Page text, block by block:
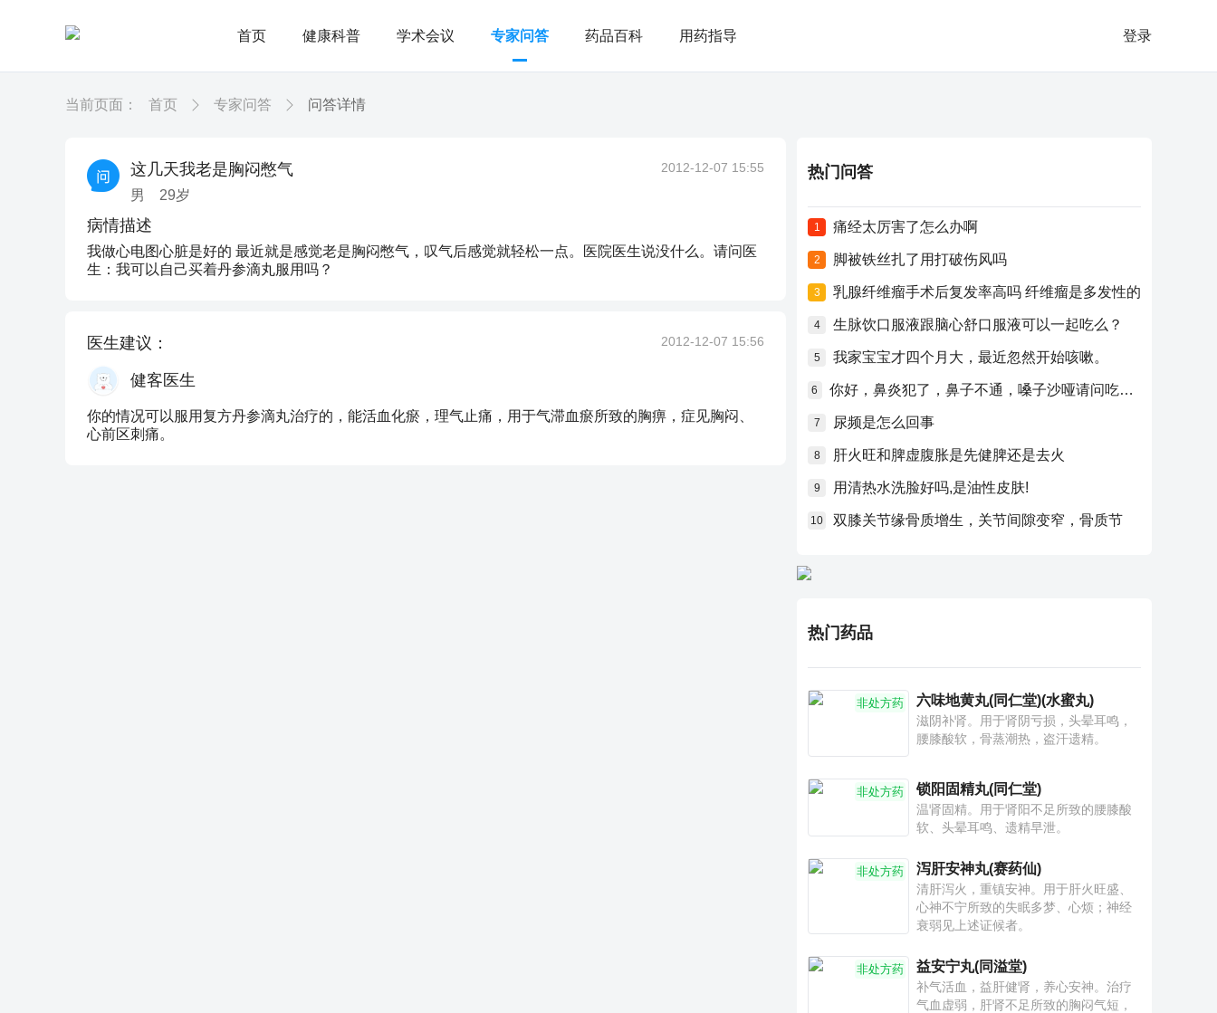
首页 健康科普 学术会议 专家问答 药品百科 用药指导 登录
当前页面： 首页 专家问答 问答详情
这几天我老是胸闷憋气
男 29岁
2012-12-07 15:55
病情描述
我做心电图心脏是好的 最近就是感觉老是胸闷憋气，叹气后感觉就轻松一点。医院医生说没什么。请问医
生：我可以自己买着丹参滴丸服用吗？
医生建议： 2012-12-07 15:56
健客医生
你的情况可以服用复方丹参滴丸治疗的，能活血化瘀，理气止痛，用于气滞血瘀所致的胸痹，症见胸闷、
心前区刺痛。
热门问答
1 痛经太厉害了怎么办啊
2 脚被铁丝扎了用打破伤风吗
3 乳腺纤维瘤手术后复发率高吗 纤维瘤是多发性的
4 生脉饮口服液跟脑心舒口服液可以一起吃么？
5 我家宝宝才四个月大，最近忽然开始咳嗽。
6 你好，鼻炎犯了，鼻子不通，嗓子沙哑请问吃什么药比较好？
7 尿频是怎么回事
8 肝火旺和脾虚腹胀是先健脾还是去火
9 用清热水洗脸好吗,是油性皮肤!
10 双膝关节缘骨质增生，关节间隙变窄，骨质节
热门药品
非处方药 六味地黄丸(同仁堂)(水蜜丸)
滋阴补肾。用于肾阴亏损，头晕耳鸣，
腰膝酸软，骨蒸潮热，盗汗遗精。
非处方药 锁阳固精丸(同仁堂)
温肾固精。用于肾阳不足所致的腰膝酸
软、头晕耳鸣、遗精早泄。
非处方药 泻肝安神丸(赛药仙)
清肝泻火，重镇安神。用于肝火旺盛、
心神不宁所致的失眠多梦、心烦；神经
衰弱见上述证候者。
非处方药 益安宁丸(同溢堂)
补气活血，益肝健肾，养心安神。治疗
气血虚弱，肝肾不足所致的胸闷气短，